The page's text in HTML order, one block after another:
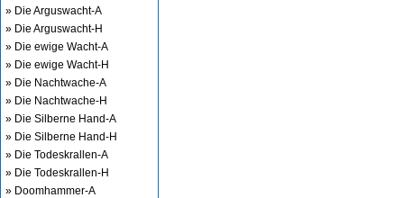
» Die Arguswacht-A
» Die Arguswacht-H
» Die ewige Wacht-A
» Die ewige Wacht-H
» Die Nachtwache-A
» Die Nachtwache-H
» Die Silberne Hand-A
» Die Silberne Hand-H
» Die Todeskrallen-A
» Die Todeskrallen-H
» Doomhammer-A